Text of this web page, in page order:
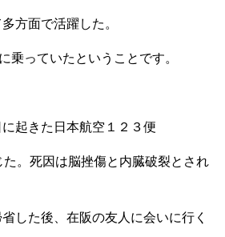
方面で活躍した。
乗っていたということです。
起きた日本航空１２３便
。死因は脳挫傷と内臓破裂とされ
した後、在阪の友人に会いに行く